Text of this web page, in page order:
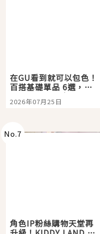
在GU看到就可以包色！
百搭基礎單品 6選，閉
眼全收也不心疼
2026年07月25日
No.7
角色IP粉絲購物天堂再